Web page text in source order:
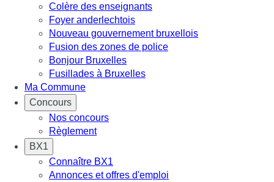
Colère des enseignants
Foyer anderlechtois
Nouveau gouvernement bruxellois
Fusion des zones de police
Bonjour Bruxelles
Fusillades à Bruxelles
Ma Commune
Concours
Nos concours
Règlement
BX1
Connaître BX1
Annonces et offres d'emploi